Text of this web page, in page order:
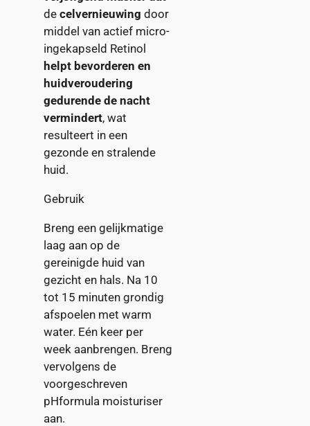
de celvernieuwing door
middel van actief micro-
ingekapseld Retinol
helpt bevorderen en
huidveroudering
gedurende de nacht
vermindert, wat
resulteert in een
gezonde en stralende
huid.
Gebruik
Breng een gelijkmatige
laag aan op de
gereinigde huid van
gezicht en hals. Na 10
tot 15 minuten grondig
afspoelen met warm
water. Eén keer per
week aanbrengen. Breng
vervolgens de
voorgeschreven
pHformula moisturiser
aan.